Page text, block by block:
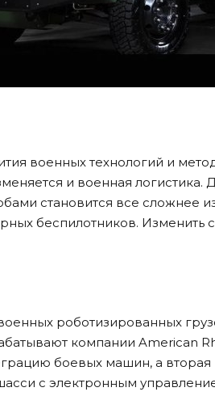
военных технологий и
и военная логистика.
становится все сложнее
беспилотников. Изменить
роботизированных
компании American
боевых машин, а
с электронным